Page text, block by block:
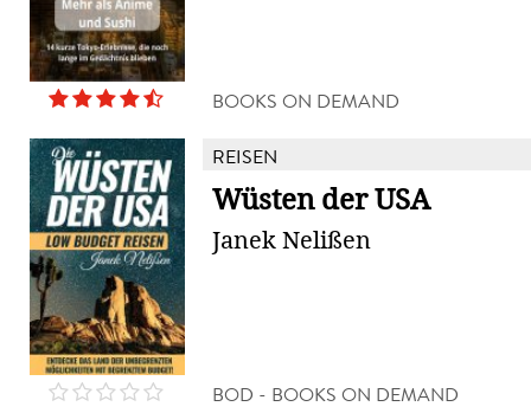
BOOKS ON DEMAND
REISEN
Wüsten der USA
Janek Nelißen
BOD - BOOKS ON DEMAND